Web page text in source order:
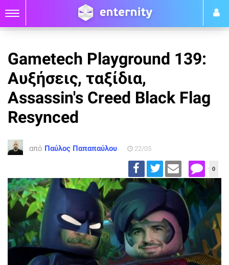
Gametech Playground 139:
Αυξήσεις, ταξίδια,
Assassin's Creed Black Flag
Resynced
από Παύλος Παπαπαύλου 22/05
0